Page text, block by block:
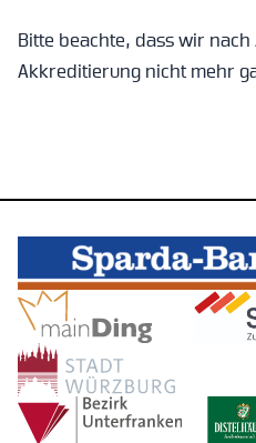
Bitte beachte, dass wir
Akkreditierung nicht mehr